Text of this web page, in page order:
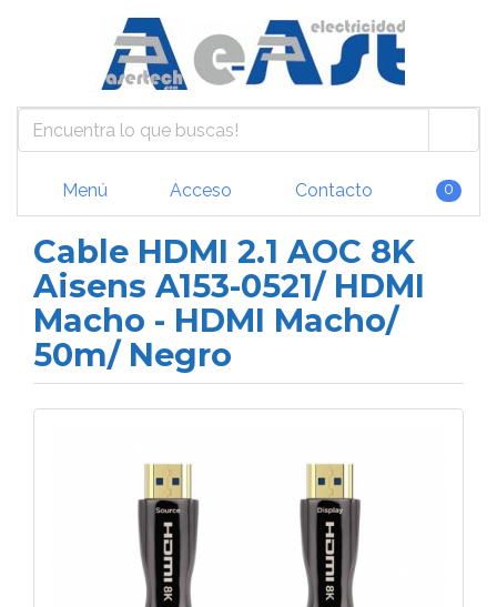
Menú Acceso Contacto 0
Cable HDMI 2.1 AOC 8K
Aisens A153-0521/ HDMI
Macho - HDMI Macho/
50m/ Negro